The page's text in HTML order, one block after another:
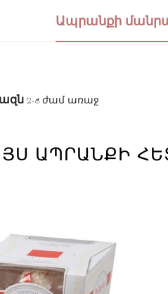
Ապրանքի
2-8 ժամ առաջ
ԱՊՐԱՆՔԻ